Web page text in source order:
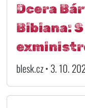
Dcera
Bibiana:
blesk.cz • 3. 10.